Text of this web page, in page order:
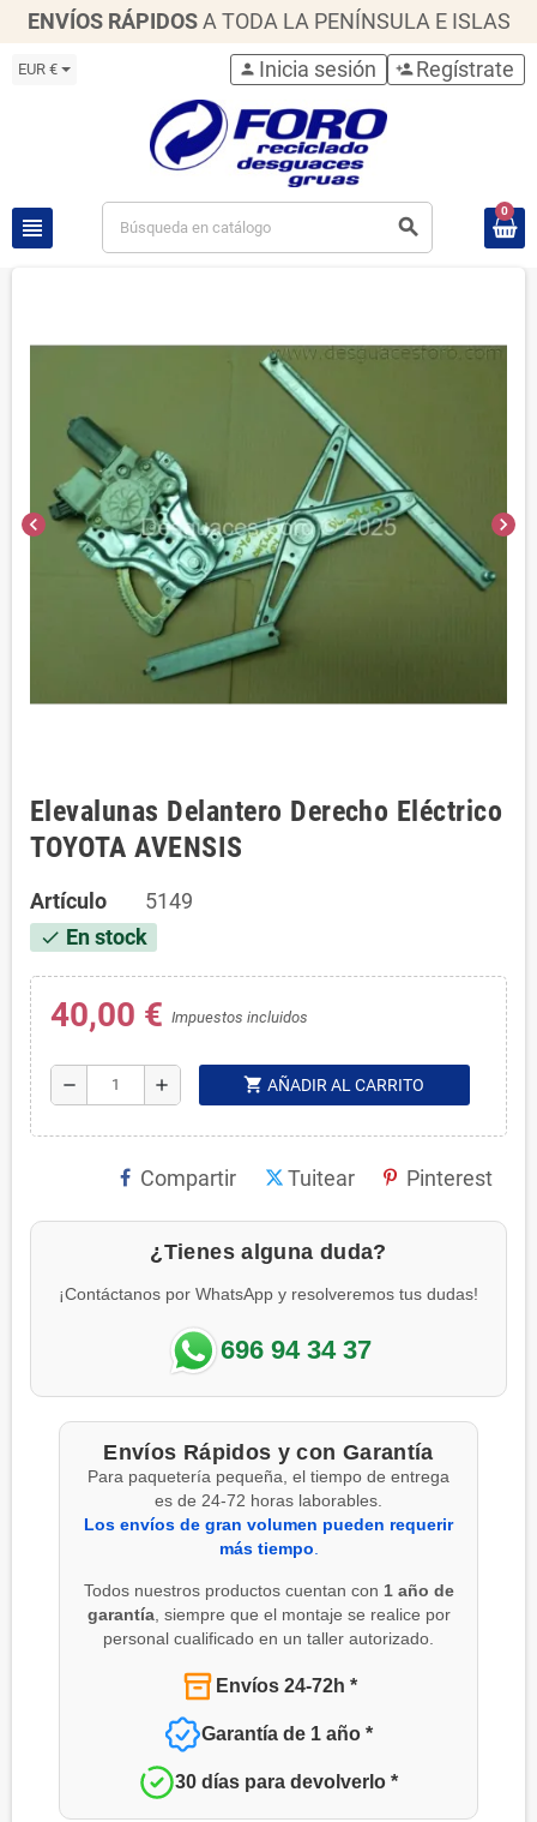
ENVÍOS RÁPIDOS A TODA LA PENÍNSULA E ISLAS
EUR €
view_headline search
person Inicia sesión person_add Regístrate
0
chevron_left chevron_right
Elevalunas Delantero Derecho Eléctrico
TOYOTA AVENSIS
Artículo 5149
check En stock
40,00 € Impuestos incluidos
remove add shopping_cart AÑADIR AL CARRITO
Compartir Tuitear Pinterest
¿Tienes alguna duda?
¡Contáctanos por WhatsApp y resolveremos tus dudas!
696 94 34 37
Envíos Rápidos y con Garantía
Para paquetería pequeña, el tiempo de entrega
es de 24-72 horas laborables.
Los envíos de gran volumen pueden requerir
más tiempo
Todos nuestros productos cuentan con 1 año de
garantía, siempre que el montaje se realice por
personal cualificado en un taller autorizado.
Envíos 24-72h *
Garantía de 1 año *
30 días para devolverlo *